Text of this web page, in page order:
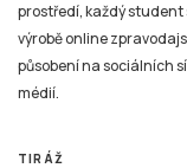
prostředí, každý student
výrobě online
působení na sociálních
médií.
TIRÁŽ